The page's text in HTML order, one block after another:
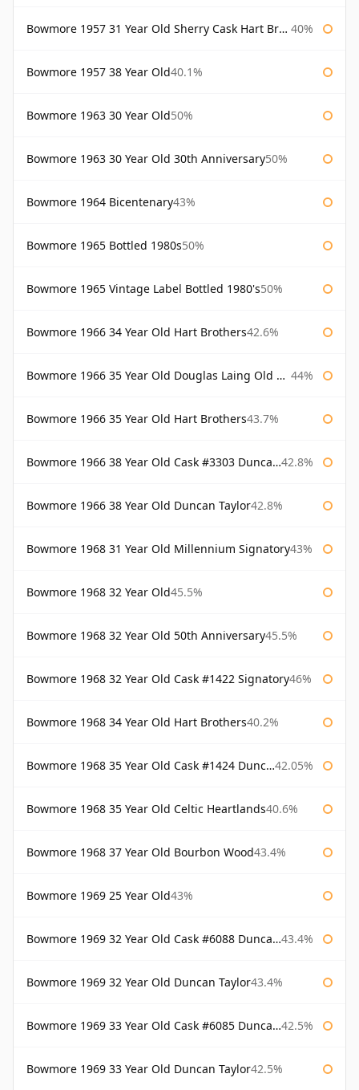
Bowmore 1957 31 Year Old Sherry Cask Hart Brothers 40%
Bowmore 1957 38 Year Old40.1%
Bowmore 1963 30 Year Old50%
Bowmore 1963 30 Year Old 30th Anniversary50%
Bowmore 1964 Bicentenary43%
Bowmore 1965 Bottled 1980s50%
Bowmore 1965 Vintage Label Bottled 1980's50%
Bowmore 1966 34 Year Old Hart Brothers42.6%
Bowmore 1966 35 Year Old Douglas Laing Old Malt Cask 44%
Bowmore 1966 35 Year Old Hart Brothers43.7%
Bowmore 1966 38 Year Old Cask #3303 Duncan Taylor 42.8%
Bowmore 1966 38 Year Old Duncan Taylor42.8%
Bowmore 1968 31 Year Old Millennium Signatory43%
Bowmore 1968 32 Year Old45.5%
Bowmore 1968 32 Year Old 50th Anniversary45.5%
Bowmore 1968 32 Year Old Cask #1422 Signatory46%
Bowmore 1968 34 Year Old Hart Brothers40.2%
Bowmore 1968 35 Year Old Cask #1424 Duncan Taylor 42.05%
Bowmore 1968 35 Year Old Celtic Heartlands40.6%
Bowmore 1968 37 Year Old Bourbon Wood43.4%
Bowmore 1969 25 Year Old43%
Bowmore 1969 32 Year Old Cask #6088 Duncan Taylor 43.4%
Bowmore 1969 32 Year Old Duncan Taylor43.4%
Bowmore 1969 33 Year Old Cask #6085 Duncan Taylor 42.5%
Bowmore 1969 33 Year Old Duncan Taylor42.5%